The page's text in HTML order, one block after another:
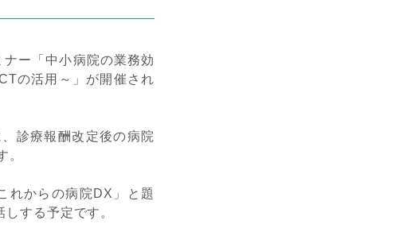
ー「中小病院の業務効
の活用～」が開催され
診療報酬改定後の病院
。
れからの病院DX」と題
する予定です。